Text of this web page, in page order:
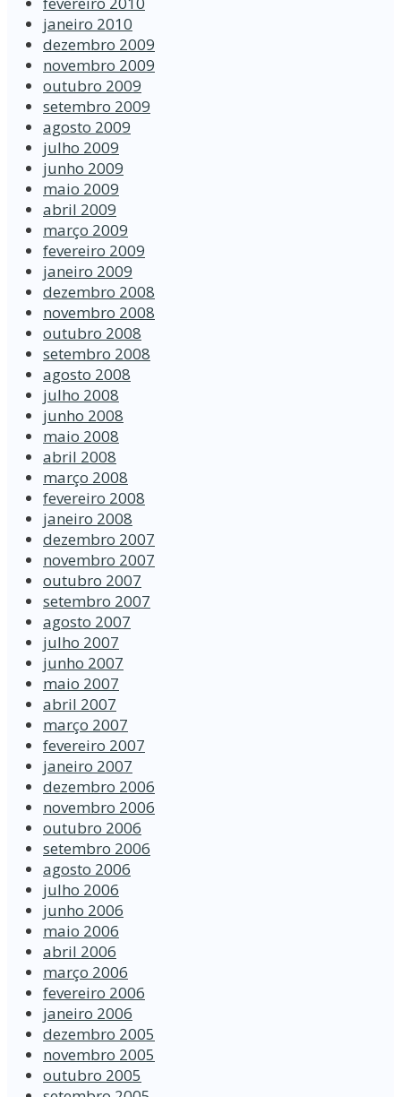
janeiro 2010
dezembro 2009
novembro 2009
outubro 2009
setembro 2009
agosto 2009
julho 2009
junho 2009
maio 2009
abril 2009
março 2009
fevereiro 2009
janeiro 2009
dezembro 2008
novembro 2008
outubro 2008
setembro 2008
agosto 2008
julho 2008
junho 2008
maio 2008
abril 2008
março 2008
fevereiro 2008
janeiro 2008
dezembro 2007
novembro 2007
outubro 2007
setembro 2007
agosto 2007
julho 2007
junho 2007
maio 2007
abril 2007
março 2007
fevereiro 2007
janeiro 2007
dezembro 2006
novembro 2006
outubro 2006
setembro 2006
agosto 2006
julho 2006
junho 2006
maio 2006
abril 2006
março 2006
fevereiro 2006
janeiro 2006
dezembro 2005
novembro 2005
outubro 2005